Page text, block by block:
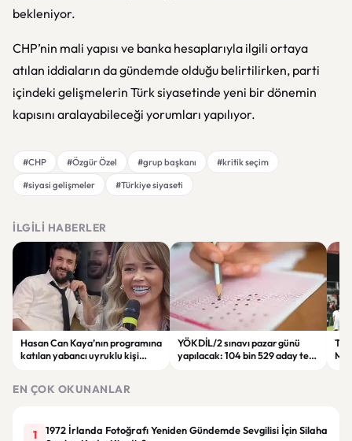
bekleniyor.
CHP’nin mali yapısı ve banka hesaplarıyla ilgili ortaya
atılan iddiaların da gündemde olduğu belirtilirken, parti
içindeki gelişmelerin Türk siyasetinde yeni bir dönemin
kapısını aralayabileceği yorumları yapılıyor.
#CHP #Özgür Özel #grup başkanı
#kritik seçim
#siyasi gelişmeler
#Türkiye siyaseti
İLGILI HABERLER
Hasan Can Kaya’nın programına
katılan yabancı uyruklu kişi
YÖKDİL/2 sınavı pazar günü
yapılacak: 104 bin 529 aday ter
EN ÇOK OKUNANLAR
1
1972 İrlanda Fotoğrafı Yeniden Gündemde Sevgilisi İçin Silaha